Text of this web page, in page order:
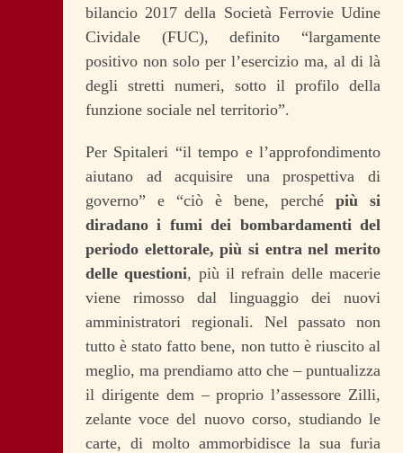
bilancio 2017 della Società Ferrovie Udine
Cividale (FUC), definito “largamente
positivo non solo per l’esercizio ma, al di là
degli stretti numeri, sotto il profilo della
funzione sociale nel territorio”.
Per Spitaleri “il tempo e l’approfondimento
aiutano ad acquisire una prospettiva di
governo” e “ciò è bene, perché più si
diradano i fumi dei bombardamenti del
periodo elettorale, più si entra nel merito
delle questioni, più il refrain delle macerie
viene rimosso dal linguaggio dei nuovi
amministratori regionali. Nel passato non
tutto è stato fatto bene, non tutto è riuscito al
meglio, ma prendiamo atto che – puntualizza
il dirigente dem – proprio l’assessore Zilli,
zelante voce del nuovo corso, studiando le
carte, di molto ammorbidisce la sua furia